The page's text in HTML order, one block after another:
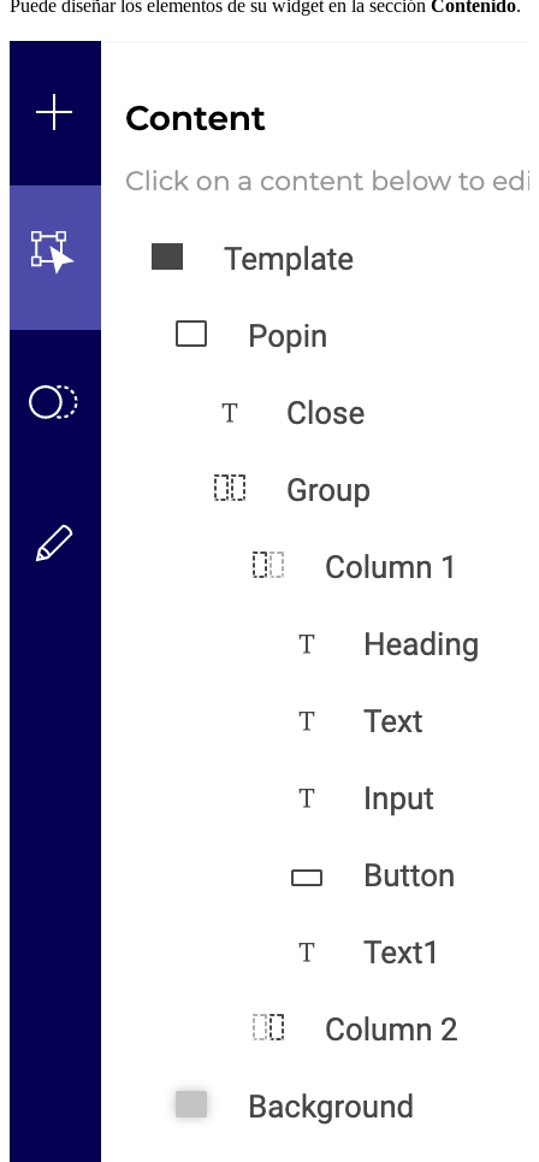
Puede diseñar los elementos de su widget en la sección Contenido.